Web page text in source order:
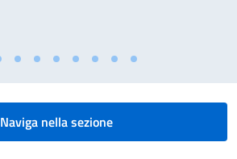
Naviga nella sezione